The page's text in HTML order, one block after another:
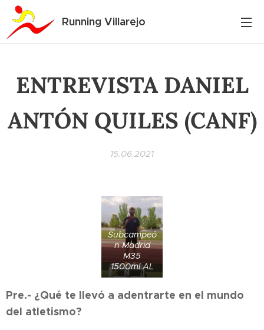
Running Villarejo
ENTREVISTA DANIEL
ANTÓN QUILES (CANF)
15.06.2021
Subcampeó
n Madrid
M35
1500ml AL
Pre.- ¿Qué te llevó a adentrarte en el mundo
del atletismo?